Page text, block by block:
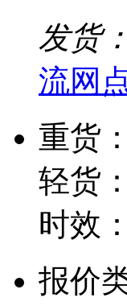
发货：
流网
重货
轻货
时效
报价